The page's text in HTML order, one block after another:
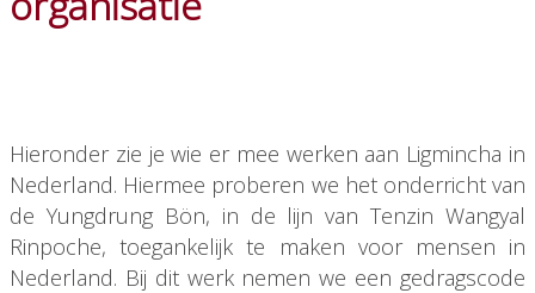
Hieronder zie je wie er mee werken aan Ligmincha in
Nederland. Hiermee proberen we het onderricht van
de Yungdrung Bön, in de lijn van Tenzin Wangyal
Rinpoche, toegankelijk te maken voor mensen in
Nederland. Bij dit werk nemen we een gedragscode